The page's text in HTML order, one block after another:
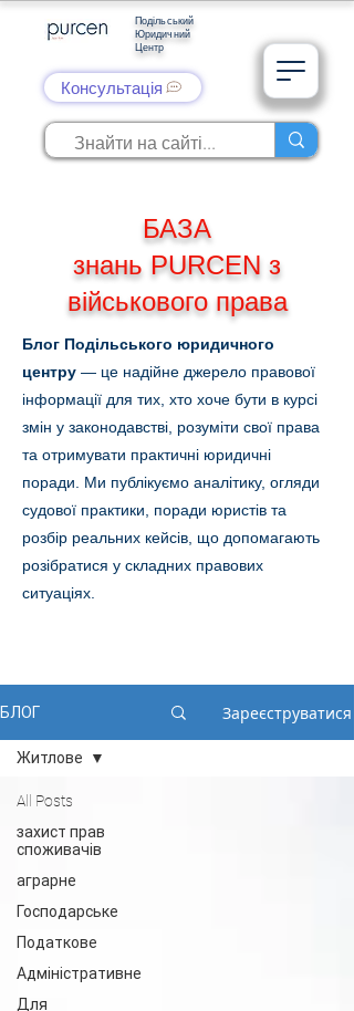
Подільський
Юридичний
Центр
Консультація
БАЗА
знань PURCEN з
військового права
Блог Подільського юридичного
центру — це надійне джерело правової
інформації для тих, хто хоче бути в курсі
змін у законодавстві, розуміти свої права
та отримувати практичні юридичні
поради. Ми публікуємо аналітику, огляди
судової практики, поради юристів та
розбір реальних кейсів, що допомагають
розібратися у складних правових
ситуаціях.
БЛОГ Зареєструватися
All Posts
захист прав
споживачів
аграрне
Господарське
Податкове
Адміністративне
Для
Житлове